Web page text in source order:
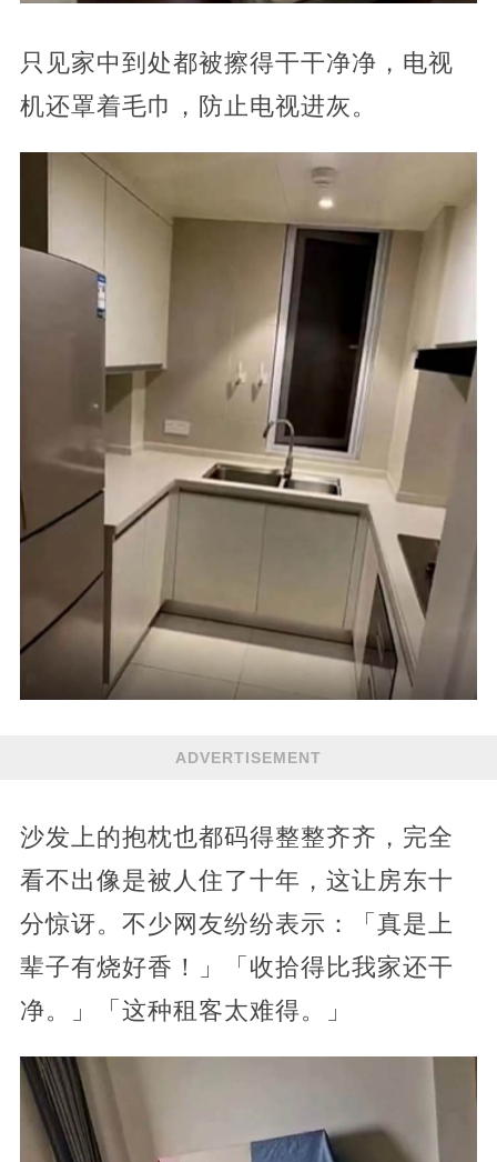
只见家中到处都被擦得干干净净，电视
机还罩着毛巾，防止电视进灰。
ADVERTISEMENT
沙发上的抱枕也都码得整整齐齐，完全
看不出像是被人住了十年，这让房东十
分惊讶。不少网友纷纷表示：「真是上
辈子有烧好香！」「收拾得比我家还干
净。」「这种租客太难得。」